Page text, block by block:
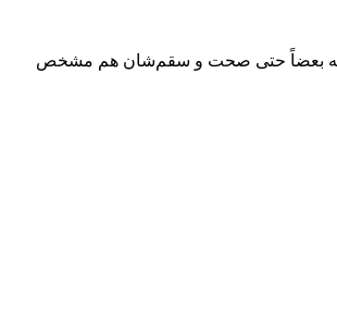
که بعضاً حتی صحت و سقم‌شان هم مشخص